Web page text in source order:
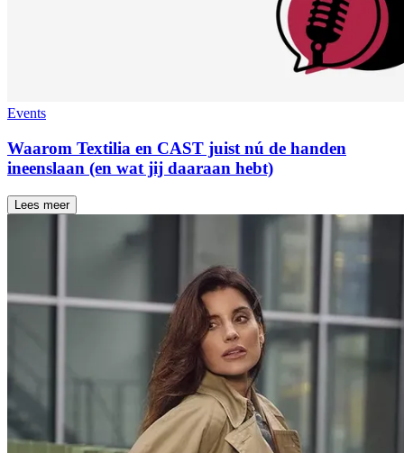
Events
Waarom Textilia en CAST juist nú de handen
ineenslaan (en wat jij daaraan hebt)
Lees meer